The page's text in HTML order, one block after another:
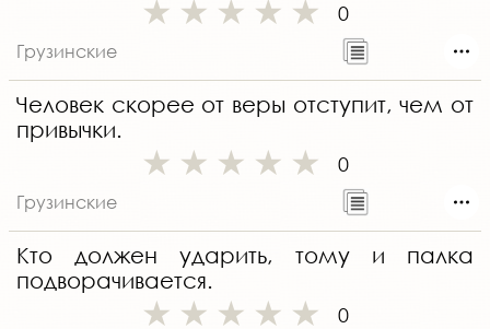
0
Грузинские
Человек скорее от веры отступит, чем от
привычки.
0
Грузинские
Кто должен ударить, тому и палка
подворачивается.
0